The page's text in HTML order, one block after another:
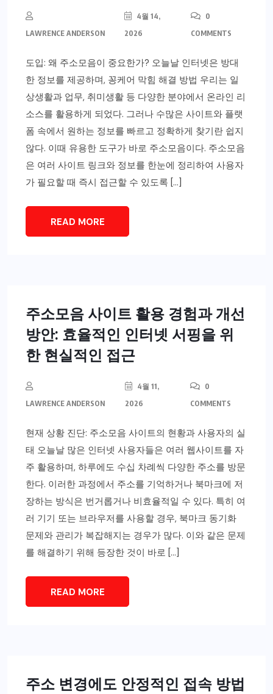
LAWRENCE ANDERSON
4월 14,
2026
0
COMMENTS
도입: 왜 주소모음이 중요한가? 오늘날 인터넷은 방대
한 정보를 제공하며, 꽁케어 막힘 해결 방법 우리는 일
상생활과 업무, 취미생활 등 다양한 분야에서 온라인 리
소스를 활용하게 되었다. 그러나 수많은 사이트와 플랫
폼 속에서 원하는 정보를 빠르고 정확하게 찾기란 쉽지
않다. 이때 유용한 도구가 바로 주소모음이다. 주소모음
은 여러 사이트 링크와 정보를 한눈에 정리하여 사용자
가 필요할 때 즉시 접근할 수 있도록 […]
READ MORE
주소모음 사이트 활용 경험과 개선
방안: 효율적인 인터넷 서핑을 위
한 현실적인 접근
LAWRENCE ANDERSON
4월 11,
2026
0
COMMENTS
현재 상황 진단: 주소모음 사이트의 현황과 사용자의 실
태 오늘날 많은 인터넷 사용자들은 여러 웹사이트를 자
주 활용하며, 하루에도 수십 차례씩 다양한 주소를 방문
한다. 이러한 과정에서 주소를 기억하거나 북마크에 저
장하는 방식은 번거롭거나 비효율적일 수 있다. 특히 여
러 기기 또는 브라우저를 사용할 경우, 북마크 동기화
문제와 관리가 복잡해지는 경우가 많다. 이와 같은 문제
를 해결하기 위해 등장한 것이 바로 […]
READ MORE
주소 변경에도 안정적인 접속 방법